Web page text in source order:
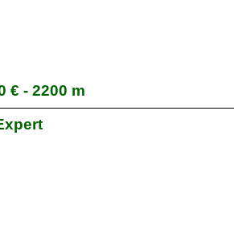
€ - 2200 m